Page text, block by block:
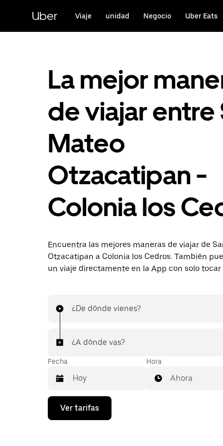
contenido
principal
Uber Viaje unidad Negocio Uber Eats
La mejor
de viajar entre
Mateo
Otzacatipan -
Colonia los
Encuentra las mejores maneras de viajar de
Otzacatipan a Colonia los Cedros. También
un viaje directamente en la App con solo
¿De dónde vienes?
¿A dónde vas?
Fecha
Presiona
flecha
Hora
Ahora
Ver tarifas